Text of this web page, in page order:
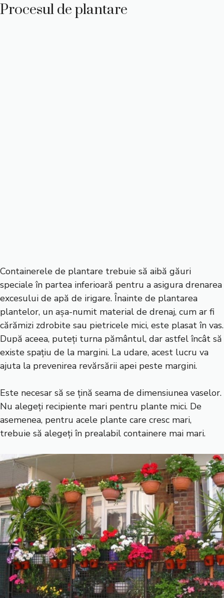
Procesul de plantare
Containerele de plantare trebuie să aibă găuri
speciale în partea inferioară pentru a asigura drenarea
excesului de apă de irigare. Înainte de plantarea
plantelor, un așa-numit material de drenaj, cum ar fi
cărămizi zdrobite sau pietricele mici, este plasat în vas.
După aceea, puteți turna pământul, dar astfel încât să
existe spațiu de la margini. La udare, acest lucru va
ajuta la prevenirea revărsării apei peste margini.
Este necesar să se țină seama de dimensiunea vaselor.
Nu alegeți recipiente mari pentru plante mici. De
asemenea, pentru acele plante care cresc mari,
trebuie să alegeți în prealabil containere mai mari.